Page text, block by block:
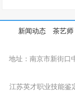
新闻动态 茶艺师
地址：南京市新街口
江苏英才职业技能